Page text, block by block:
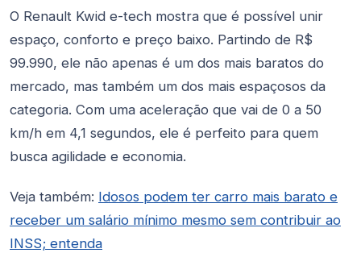
O Renault Kwid e-tech mostra que é possível unir
espaço, conforto e preço baixo. Partindo de R$
99.990, ele não apenas é um dos mais baratos do
mercado, mas também um dos mais espaçosos da
categoria. Com uma aceleração que vai de 0 a 50
km/h em 4,1 segundos, ele é perfeito para quem
busca agilidade e economia.
Veja também: Idosos podem ter carro mais barato e
receber um salário mínimo mesmo sem contribuir ao
INSS; entenda